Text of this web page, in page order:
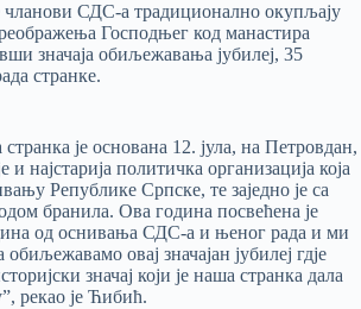
чланови СДС-а традиционално окупљају
Господњег код манастира
значаја обиљежавања јубилеј, 35
странке.
је основана 12. јула, на Петровдан,
и најстарија политичка организација која
Републике Српске, те заједно је са
бранила. Ова година посвећена је
од оснивања СДС-а и њеног рада и ми
овај значајан јубилеј гдје
значај који је наша странка дала
рекао је Ћибић.